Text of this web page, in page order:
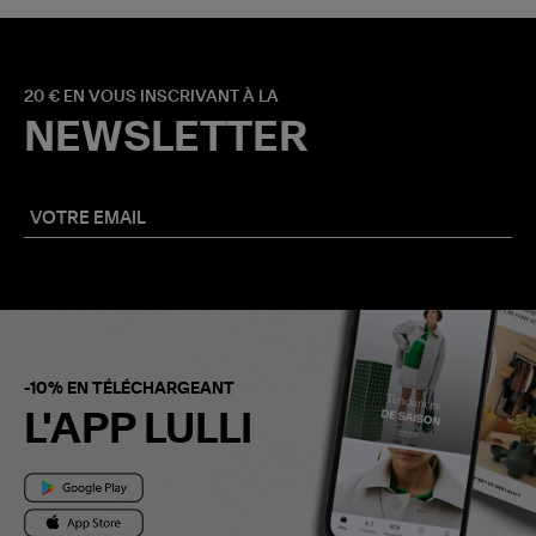
20 € EN VOUS INSCRIVANT À LA
NEWSLETTER
-10% EN TÉLÉCHARGEANT
L'APP LULLI